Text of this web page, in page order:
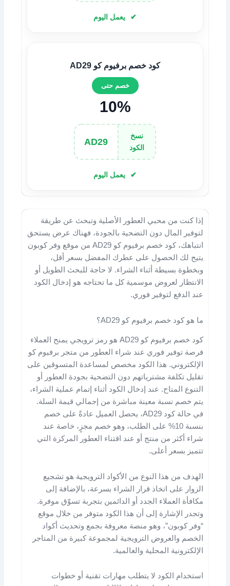
يعمل اليوم
كود خصم برفيوم كو AD29
خصم حتى
10%
نسخ
الكود
AD29
يعمل اليوم
إذا كنت من محبي العطور الأصلية وتبحث عن طريقة
لتوفير المال دون التضحية بالجودة، فهناك عرض يستحق
انتباهك، كود خصم برفيوم كو AD29 من موقع وفر كوبون
يتيح لك الحصول على عطرك المفضل بسعر أقل،
وبخطوة بسيطة أثناء الشراء. لا حاجة للبحث الطويل أو
الانتظار لعروض موسمية كل ما تحتاجه هو إدخال الكود
عند الدفع لتوفير فوري.
ما هو كود خصم برفيوم كو AD29؟
كود خصم برفيوم كو AD29 هو رمز ترويجي يمنح العملاء
فرصة توفير فوري عند شراء العطور من متجر برفيوم كو
الإلكتروني. هذا الكود مخصص لمساعدة المتسوقين على
تقليل تكلفة مشترياتهم دون التضحية بجودة العطور أو
التنوع المتاح. عند إدخال الكود أثناء إتمام عملية الشراء،
يتم خصم نسبة معينة مباشرة من إجمالي قيمة السلة.
في حالة كود AD29، يحصل العميل عادةً على خصم
بنسبة 10% على الطلب، وهو خصم مجزٍ، خاصة عند
شراء أكثر من منتج أو عند اقتناء العطور المركزة التي
تتميز بسعر أعلى.
الهدف من هذا النوع من الأكواد الترويجية هو تشجيع
الزوار على اتخاذ قرار الشراء بسرعة، بالإضافة إلى
مكافأة العملاء الجدد أو الدائمين بتجربة تسوّق موفرة.
وتجدر الإشارة إلى أن هذا الكود متوفر من خلال موقع
“وفر كوبون”، وهو منصة معروفة بجمع وتحديث أكواد
الخصم والعروض الترويجية لمجموعة كبيرة من المتاجر
الإلكترونية المحلية والعالمية.
استخدام الكود لا يتطلب مهارات تقنية أو خطوات